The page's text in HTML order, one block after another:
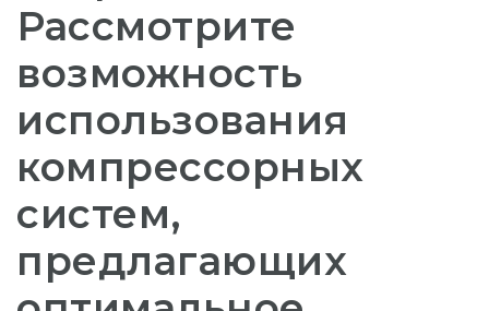
Рассмотрите
возможность
использования
компрессорных
систем,
предлагающих